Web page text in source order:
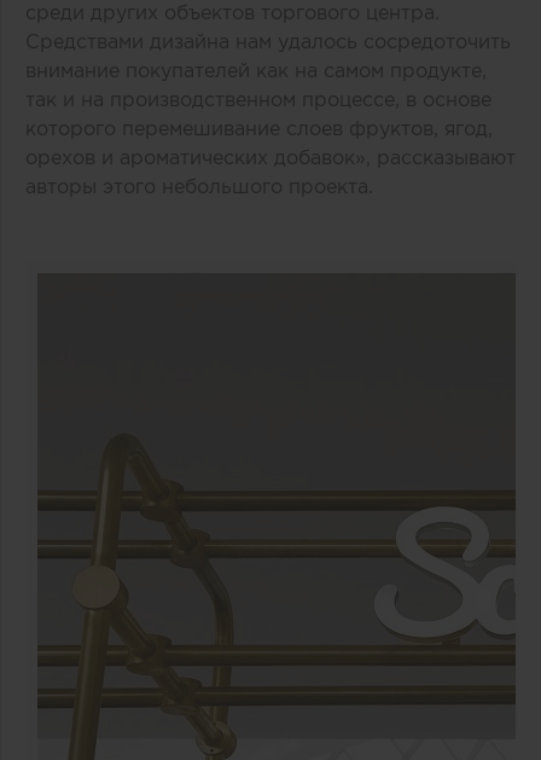
среди других объектов торгового центра.
Средствами дизайна нам удалось сосредоточить
внимание покупателей как на самом продукте,
так и на производственном процессе, в основе
которого перемешивание слоев фруктов, ягод,
орехов и ароматических добавок», рассказывают
авторы этого небольшого проекта.